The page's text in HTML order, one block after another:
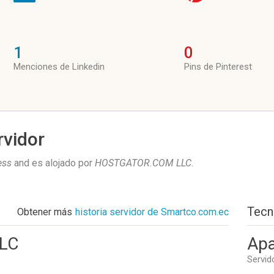
1
Menciones de Linkedin
0
Pins de Pinterest
and es alojado por HOSTGATOR.COM LLC.
Obtener más historia servidor de Smartco.com.ec